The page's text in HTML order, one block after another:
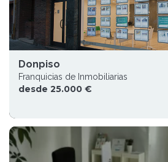
Donpiso
Franquicias de Inmobiliarias
desde 25.000 €